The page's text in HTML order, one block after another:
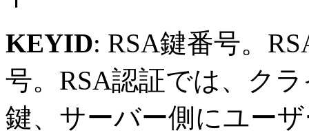
KEYID: RSA鍵番号。
号。RSA認証では、ク
鍵、サーバー側にユー